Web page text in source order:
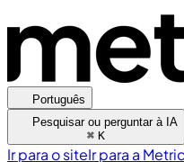
Português
Pesquisar ou perguntar à IA
⌘ K
Ir para o siteIr para a